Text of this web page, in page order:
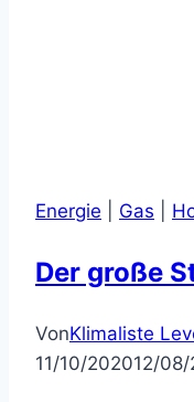
Energie Gas
Der große
VonKlimaliste
11/10/202012/